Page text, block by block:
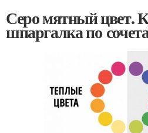
Серо мятный цвет.
шпаргалка по